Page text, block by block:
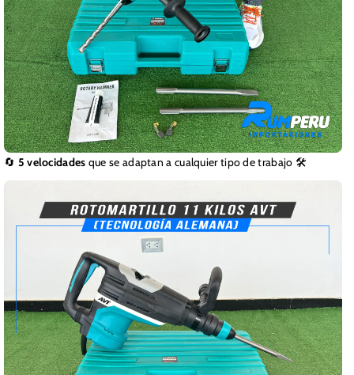
🔄 5 velocidades que se adaptan a cualquier tipo de trabajo 🛠️